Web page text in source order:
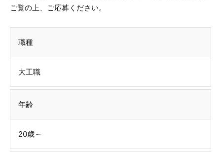
ご覧の上、ご応募ください。
職種
大工職
年齢
20歳～